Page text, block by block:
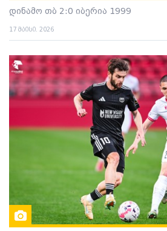
დინამო თბ 2:0 იბერია 1999
17 მაისი. 2026